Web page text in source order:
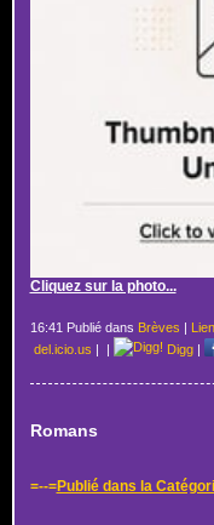
Cliquez sur la photo...
16:41 Publié dans Brèves |
del.icio.us | | Digg|
Romans
=--=Publié dans la